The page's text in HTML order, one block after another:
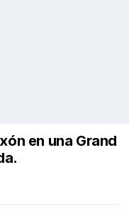
en una Grand